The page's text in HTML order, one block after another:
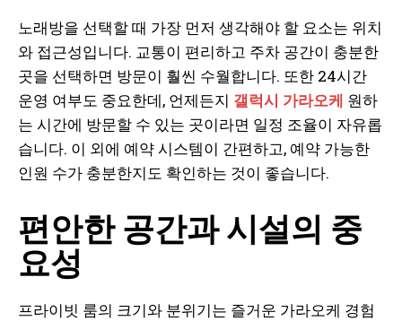
노래방을 선택할 때 가장 먼저 생각해야 할 요소는 위치
와 접근성입니다. 교통이 편리하고 주차 공간이 충분한
곳을 선택하면 방문이 훨씬 수월합니다. 또한 24시간
운영 여부도 중요한데, 언제든지 갤럭시 가라오케 원하
는 시간에 방문할 수 있는 곳이라면 일정 조율이 자유롭
습니다. 이 외에 예약 시스템이 간편하고, 예약 가능한
인원 수가 충분한지도 확인하는 것이 좋습니다.
편안한 공간과 시설의 중
요성
프라이빗 룸의 크기와 분위기는 즐거운 가라오케 경험